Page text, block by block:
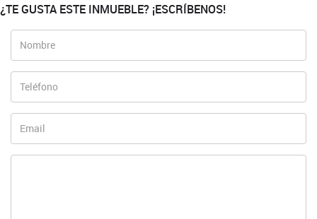
¿TE GUSTA ESTE INMUEBLE? ¡ESCRÍBENOS!